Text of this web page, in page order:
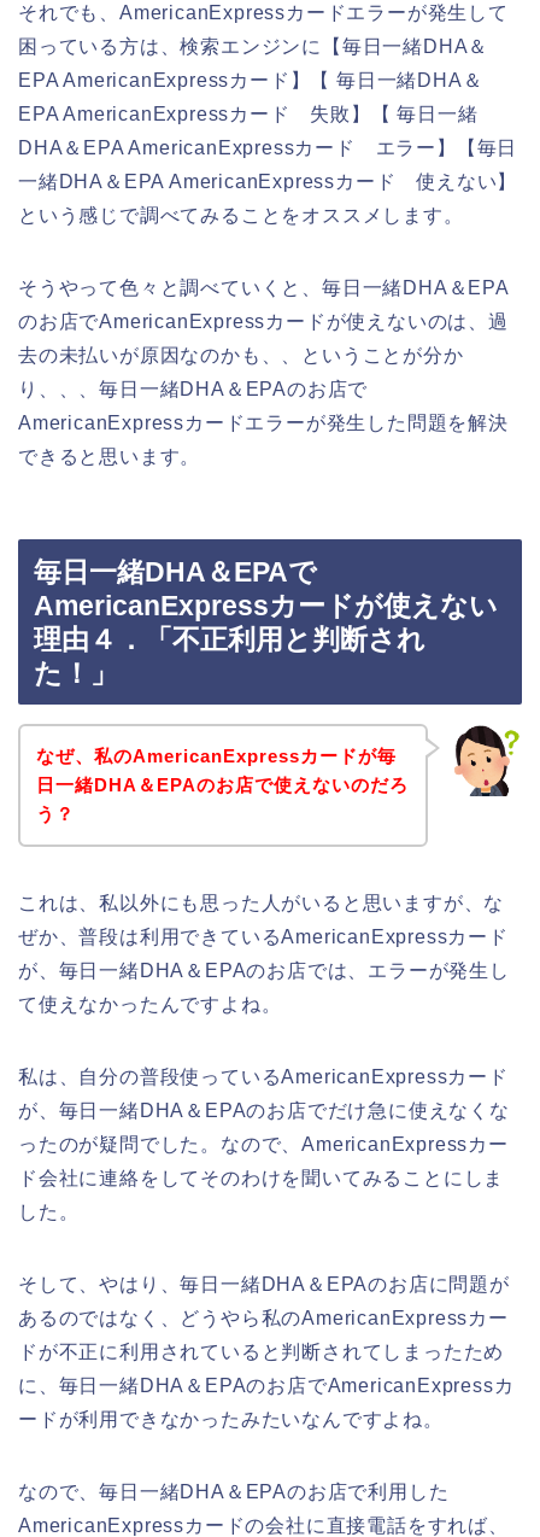
それでも、AmericanExpressカードエラーが発生して
困っている方は、検索エンジンに【毎日一緒DHA＆
EPA AmericanExpressカード】【 毎日一緒DHA＆
EPA AmericanExpressカード 失敗】【 毎日一緒
DHA＆EPA AmericanExpressカード エラー】【毎日
一緒DHA＆EPA AmericanExpressカード 使えない】
という感じで調べてみることをオススメします。
そうやって色々と調べていくと、毎日一緒DHA＆EPA
のお店でAmericanExpressカードが使えないのは、過
去の未払いが原因なのかも、、ということが分か
り、、、毎日一緒DHA＆EPAのお店で
AmericanExpressカードエラーが発生した問題を解決
できると思います。
毎日一緒DHA＆EPAで
AmericanExpressカードが使えない
理由４．「不正利用と判断され
た！」
なぜ、私のAmericanExpressカードが毎
日一緒DHA＆EPAのお店で使えないのだろ
う？
これは、私以外にも思った人がいると思いますが、な
ぜか、普段は利用できているAmericanExpressカード
が、毎日一緒DHA＆EPAのお店では、エラーが発生し
て使えなかったんですよね。
私は、自分の普段使っているAmericanExpressカード
が、毎日一緒DHA＆EPAのお店でだけ急に使えなくな
ったのが疑問でした。なので、AmericanExpressカー
ド会社に連絡をしてそのわけを聞いてみることにしま
した。
そして、やはり、毎日一緒DHA＆EPAのお店に問題が
あるのではなく、どうやら私のAmericanExpressカー
ドが不正に利用されていると判断されてしまったため
に、毎日一緒DHA＆EPAのお店でAmericanExpressカ
ードが利用できなかったみたいなんですよね。
なので、毎日一緒DHA＆EPAのお店で利用した
AmericanExpressカードの会社に直接電話をすれば、